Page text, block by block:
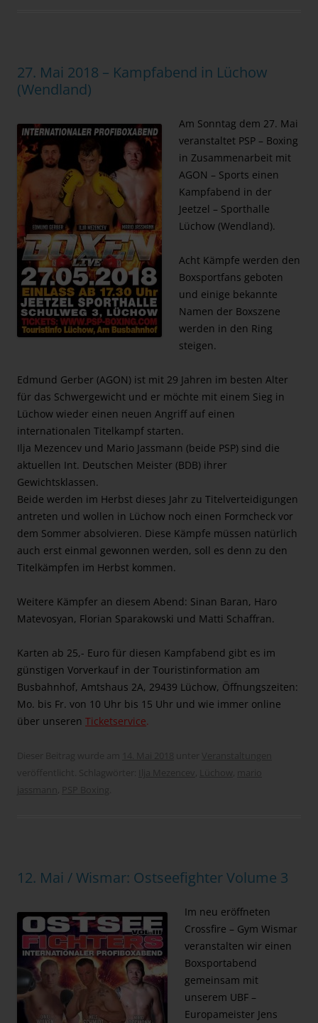
27. Mai 2018 – Kampfabend in Lüchow
(Wendland)
Am Sonntag dem 27. Mai
veranstaltet PSP – Boxing
in Zusammenarbeit mit
AGON – Sports einen
Kampfabend in der
Jeetzel – Sporthalle
Lüchow (Wendland).
Acht Kämpfe werden den
Boxsportfans geboten
und einige bekannte
Namen der Boxszene
werden in den Ring
steigen.
Edmund Gerber (AGON) ist mit 29 Jahren im besten Alter
für das Schwergewicht und er möchte mit einem Sieg in
Lüchow wieder einen neuen Angriff auf einen
internationalen Titelkampf starten.
Ilja Mezencev und Mario Jassmann (beide PSP) sind die
aktuellen Int. Deutschen Meister (BDB) ihrer
Gewichtsklassen.
Beide werden im Herbst dieses Jahr zu Titelverteidigungen
antreten und wollen in Lüchow noch einen Formcheck vor
dem Sommer absolvieren. Diese Kämpfe müssen natürlich
auch erst einmal gewonnen werden, soll es denn zu den
Titelkämpfen im Herbst kommen.
Weitere Kämpfer an diesem Abend: Sinan Baran, Haro
Matevosyan, Florian Sparakowski und Matti Schaffran.
Karten ab 25,- Euro für diesen Kampfabend gibt es im
günstigen Vorverkauf in der Touristinformation am
Busbahnhof, Amtshaus 2A, 29439 Lüchow, Öffnungszeiten:
Mo. bis Fr. von 10 Uhr bis 15 Uhr und wie immer online
über unseren Ticketservice.
12. Mai / Wismar: Ostseefighter Volume 3
Im neu eröffneten
Crossfire – Gym Wismar
veranstalten wir einen
Boxsportabend
gemeinsam mit
unserem UBF –
Europameister Jens